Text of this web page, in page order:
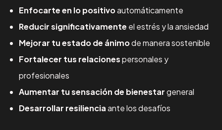
Enfocarte en lo positivoautomáticamente
Reducir significativamente el estrés y la ansiedad
Mejorar tu estado de ánimode manera sostenible
Fortalecer tus relacionespersonales y
profesionales
Aumentar tu sensación de bienestargeneral
Desarrollar resilienciaante los desafíos